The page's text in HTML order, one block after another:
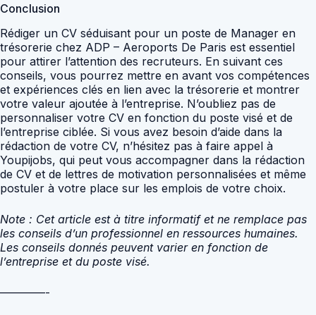
Conclusion
Rédiger un CV séduisant pour un poste de Manager en
trésorerie chez ADP – Aeroports De Paris est essentiel
pour attirer l’attention des recruteurs. En suivant ces
conseils, vous pourrez mettre en avant vos compétences
et expériences clés en lien avec la trésorerie et montrer
votre valeur ajoutée à l’entreprise. N’oubliez pas de
personnaliser votre CV en fonction du poste visé et de
l’entreprise ciblée. Si vous avez besoin d’aide dans la
rédaction de votre CV, n’hésitez pas à faire appel à
Youpijobs, qui peut vous accompagner dans la rédaction
de CV et de lettres de motivation personnalisées et même
postuler à votre place sur les emplois de votre choix.
Note : Cet article est à titre informatif et ne remplace pas
les conseils d’un professionnel en ressources humaines.
Les conseils donnés peuvent varier en fonction de
l’entreprise et du poste visé.
————-